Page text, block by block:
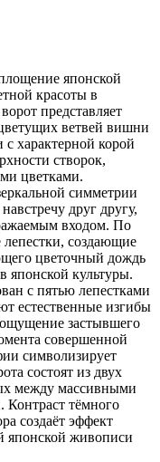
японской
красоты в
представляет
ветвей вишни
характерной корой
створок,
цветками.
симметрии
друг другу,
входом. По
создающие
цветочный дождь
японской культуры.
с пятью лепестками
естественные изгибы
застывшего
совершенной
символизирует
состоят из двух
между массивными
Контраст тёмного
создаёт эффект
японской живописи